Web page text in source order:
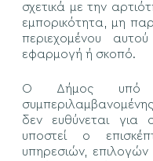
σχετικά με την
εμπορικότητα, μη
περιεχομένου
εφαρμογή ή σκοπό.
Ο Δήμος υπό
δεν ευθύνεται για
υποστεί ο
υπηρεσιών, επιλογών